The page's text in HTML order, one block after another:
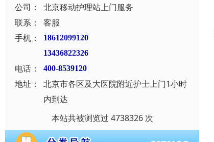
公司：
北京移动护理站上门服务
联系：
客服
手机：
18612099120
13436822326
电话： 400-8539120
地址：
北京市各区及大医院附近护士上门1小时
内到达
本站共被浏览过 4738326 次